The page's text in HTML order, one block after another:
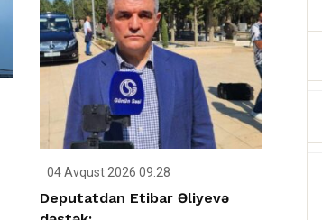
04 Avqust 2026 09:28
Deputatdan Etibar Əliyevə